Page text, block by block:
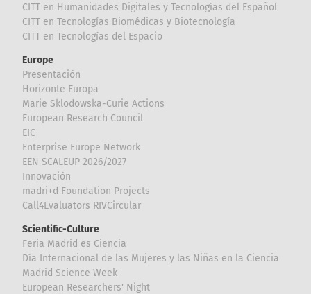
CITT en Humanidades Digitales y Tecnologías del Español
CITT en Tecnologías Biomédicas y Biotecnología
CITT en Tecnologías del Espacio
Europe
Presentación
Horizonte Europa
Marie Sklodowska-Curie Actions
European Research Council
EIC
Enterprise Europe Network
EEN SCALEUP 2026/2027
Innovación
madri+d Foundation Projects
Call4Evaluators RIVCircular
Scientific-Culture
Feria Madrid es Ciencia
Día Internacional de las Mujeres y las Niñas en la Ciencia
Madrid Science Week
European Researchers' Night